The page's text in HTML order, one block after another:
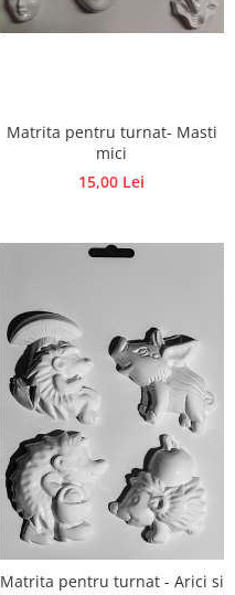
Matrita pentru turnat- Masti
mici
15,00 Lei
Matrita pentru turnat - Arici si